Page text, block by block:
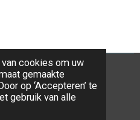
cookies om uw
gemaakte
op ‘Accepteren’ te
gebruik van alle